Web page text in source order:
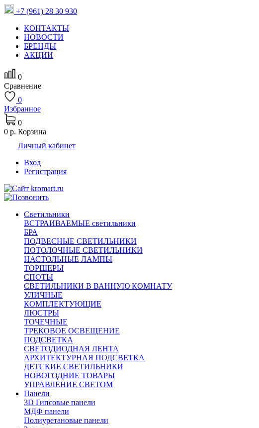
+7 (961) 28 30 930
КОНТАКТЫ
НОВОСТИ
БРЕНДЫ
АКЦИИ
0
Сравнение
0
Избранное
0
0 р. Корзина
Личный кабинет
Вход
Регистрация
Светильники
ВСТРАИВАЕМЫЕ светильники
БРА
ПОДВЕСНЫЕ СВЕТИЛЬНИКИ
ПОТОЛОЧНЫЕ СВЕТИЛЬНИКИ
НАСТОЛЬНЫЕ ЛАМПЫ
ТОРШЕРЫ
СПОТЫ
СВЕТИЛЬНИКИ В ВАННУЮ КОМНАТУ
УЛИЧНЫЕ
КОМПЛЕКТУЮЩИЕ
ЛЮСТРЫ
ТОЧЕЧНЫЕ
ТРЕКОВОЕ ОСВЕЩЕНИЕ
ПОДСВЕТКА
СВЕТОДИОДНАЯ ЛЕНТА
АРХИТЕКТУРНАЯ ПОДСВЕТКА
ДЕТСКИЕ СВЕТИЛЬНИКИ
НОВОГОДНИЕ ТОВАРЫ
УПРАВЛЕНИЕ СВЕТОМ
Панели
3D Гипсовые панели
МДФ панели
Полиуретановые панели